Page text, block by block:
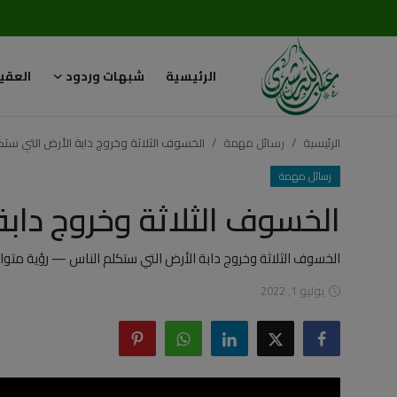
الرئيسية شبهات وردود
تسجيل
الدخول
شبهات وردود
العقيدة الإسلامية
رسائل مهمة
أحكام وفتاوى
الرئيسية رسائل مهمة الخسوف الثلاثة وخروج دابة الأرض التي
رسائل مهمة
الخسوف الثلاثة وخروج
الخسوف الثلاثة وخروج دابة الأرض التي ستكلم الناس — رؤية
يوليو 1, 2022